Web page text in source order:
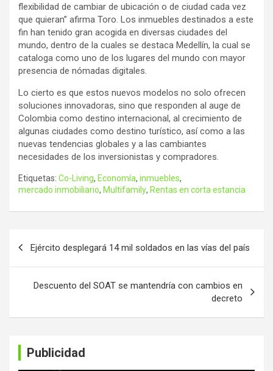
flexibilidad de cambiar de ubicación o de ciudad cada vez
que quieran” afirma Toro. Los inmuebles destinados a este
fin han tenido gran acogida en diversas ciudades del
mundo, dentro de la cuales se destaca Medellín, la cual se
cataloga como uno de los lugares del mundo con mayor
presencia de nómadas digitales.
Lo cierto es que estos nuevos modelos no solo ofrecen
soluciones innovadoras, sino que responden al auge de
Colombia como destino internacional, al crecimiento de
algunas ciudades como destino turístico, así como a las
nuevas tendencias globales y a las cambiantes
necesidades de los inversionistas y compradores.
Etiquetas: Co-Living, Economía, inmuebles,
mercado inmobiliario, Multifamily, Rentas en corta estancia
Ejército desplegará 14 mil soldados en las vías del país
Descuento del SOAT se mantendría con cambios en
decreto
Publicidad